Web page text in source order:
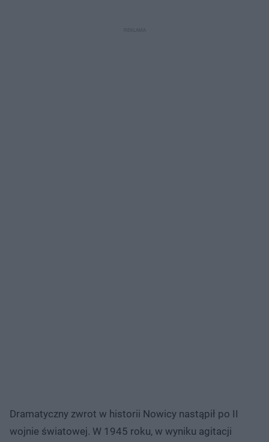
Dramatyczny zwrot w historii Nowicy nastąpił po II
wojnie światowej. W 1945 roku, w wyniku agitacji